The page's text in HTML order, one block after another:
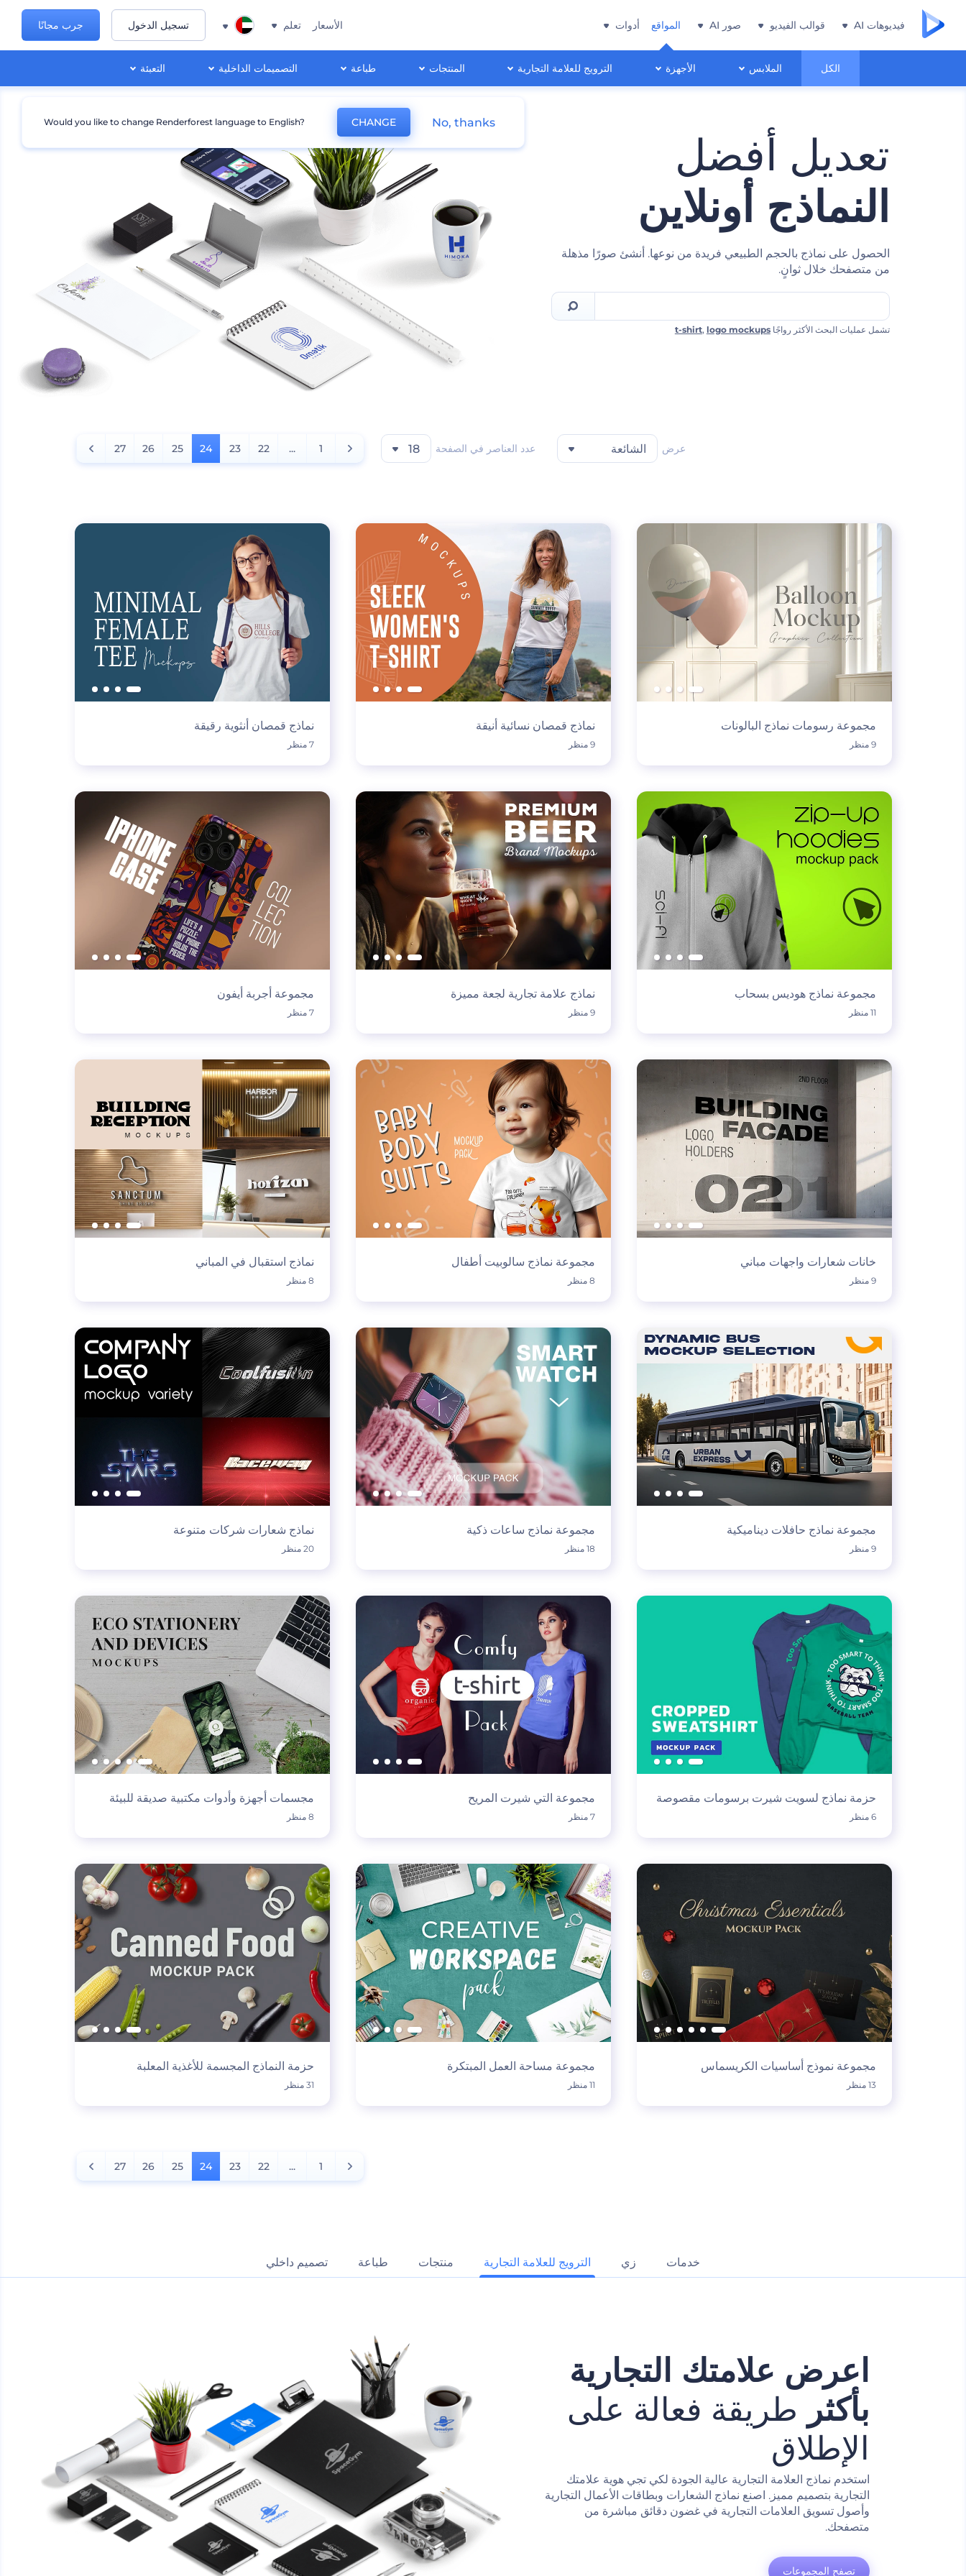
فيديوهات AI قوالب الفيديو صور AI المواقع
الكل الملابس الأجهزة الترويج للعلامة التجارية المنتجات طباعة التصميمات الداخلية التعبئة
أدوات الأسعار تعلم تسجيل الدخول جرب مجانًا
تعديل أفضل
النماذج أونلاين
الحصول على نماذج بالحجم الطبيعي فريدة من نوعها. أنشئ صورًا مذهلة
من متصفحك خلال ثوانٍ.
تشمل عمليات البحث الأكثر رواجًا t-shirt, logo mockups
عرض الشائعة عدد العناصر في الصفحة 18
1
...
22
23
24
25
26
27
مجموعة رسومات نماذج البالونات
9 منظر
نماذج قمصان نسائية أنيقة
9 منظر
نماذج قمصان أنثوية رقيقة
7 منظر
مجموعة نماذج هوديس بسحاب
11 منظر
نماذج علامة تجارية لجعة مميزة
9 منظر
مجموعة أجربة أيفون
7 منظر
خانات شعارات واجهات مباني
9 منظر
مجموعة نماذج سالوبيت أطفال
8 منظر
نماذج استقبال في المباني
8 منظر
مجموعة نماذج حافلات ديناميكية
9 منظر
مجموعة نماذج ساعات ذكية
18 منظر
نماذج شعارات شركات متنوعة
20 منظر
حزمة نماذج لسويت شيرت برسومات مقصوصة
6 منظر
مجموعة التي شيرت المريح
7 منظر
مجسمات أجهزة وأدوات مكتبية صديقة للبيئة
8 منظر
مجموعة نموذج أساسيات الكريسماس
13 منظر
مجموعة مساحة العمل المبتكرة
11 منظر
حزمة النماذج المجسمة للأغذية المعلبة
31 منظر
1
...
22
23
24
25
26
27
خدمات زي الترويج للعلامة التجارية منتجات طباعة تصميم داخلي
اعرض علامتك التجارية
بأكثر طريقة فعالة على
الإطلاق
استخدم نماذج العلامة التجارية عالية الجودة لكي تجي هوية علامتك
التجارية بتصميم مميز. اصنع نماذج الشعارات وبطاقات الأعمال التجارية
وأصول تسويق العلامات التجارية في غضون دقائق مباشرة من
متصفحك.
تصفح المجموعات
Would you like to change Renderforest language to English? CHANGE No, thanks